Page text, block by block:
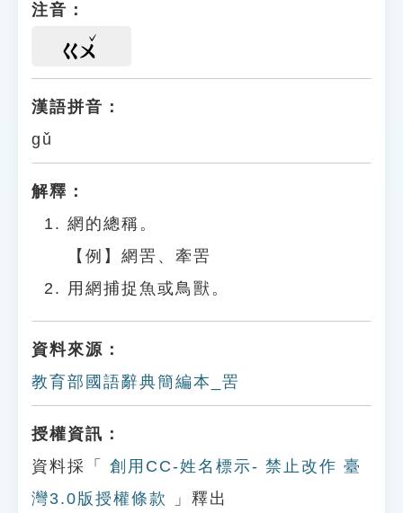
注音：
ㄍㄨ
漢語拼音：
gǔ
解釋：
網的總稱。
【例】網罟、牽罟
用網捕捉魚或鳥獸。
資料來源：
教育部國語辭典簡編本_罟
授權資訊：
資料採「
創用CC-姓名標示- 禁止改作 臺
灣3.0版授權條款
」釋出